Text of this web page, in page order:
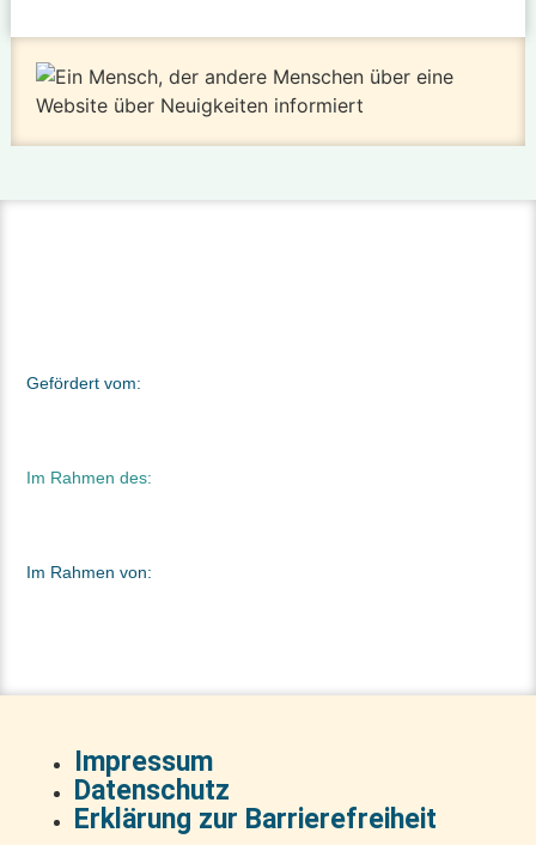
Gefördert vom:
Im Rahmen des:
Im Rahmen von:
Impressum
Datenschutz
Erklärung zur Barrierefreiheit